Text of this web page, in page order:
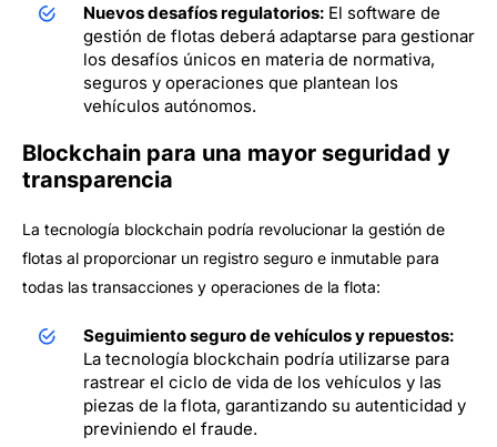
Nuevos desafíos regulatorios: El software de
gestión de flotas deberá adaptarse para gestionar
los desafíos únicos en materia de normativa,
seguros y operaciones que plantean los
vehículos autónomos.
Blockchain para una mayor seguridad y
transparencia
La tecnología blockchain podría revolucionar la gestión de
flotas al proporcionar un registro seguro e inmutable para
todas las transacciones y operaciones de la flota:
Seguimiento seguro de vehículos y repuestos:
La tecnología blockchain podría utilizarse para
rastrear el ciclo de vida de los vehículos y las
piezas de la flota, garantizando su autenticidad y
previniendo el fraude.